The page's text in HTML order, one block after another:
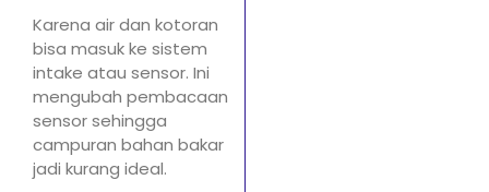
Karena air dan kotoran
bisa masuk ke sistem
intake atau sensor. Ini
mengubah pembacaan
sensor sehingga
campuran bahan bakar
jadi kurang ideal.